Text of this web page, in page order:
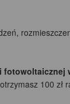
100 zł